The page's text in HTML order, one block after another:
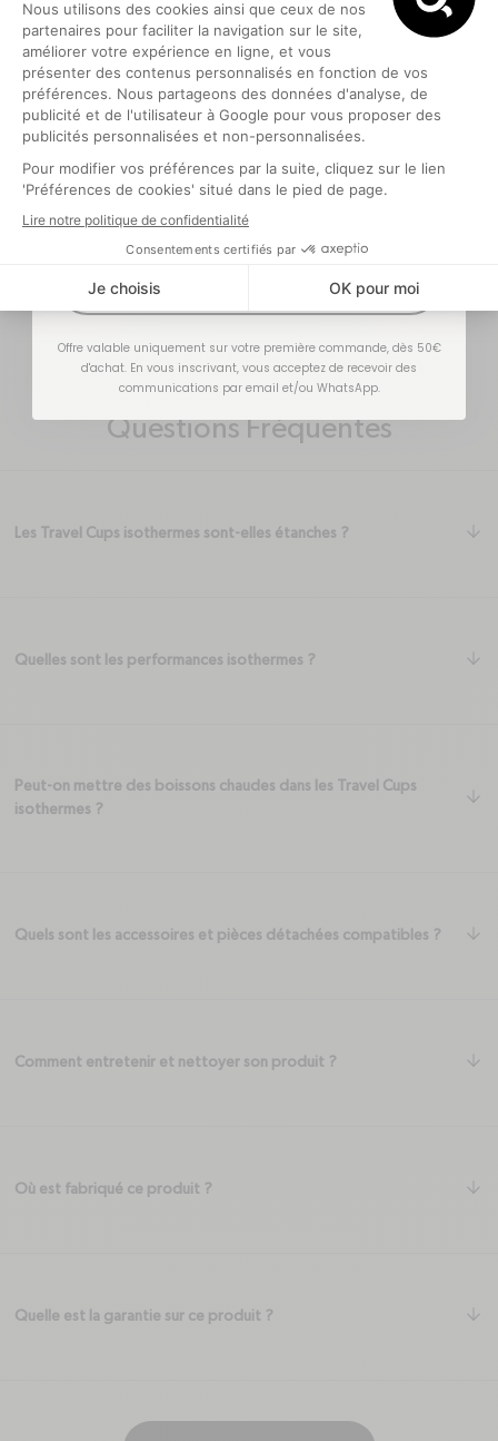
Ton style ta Qwetch
Et si vous rendiez votre Qwetch unique ? Avec nos stickers,
customisez et réinventez votre Qwetch pour qu’elle soit comme
CUSTOMISER SON PRODUIT
Questions Fréquentes
Les Travel Cups isothermes sont-elles étanches ?
Quelles sont les performances isothermes ?
Peut-on mettre des boissons chaudes dans les Travel Cups
isothermes ?
Quels sont les accessoires et pièces détachées compatibles ?
Comment entretenir et nettoyer son produit ?
Où est fabriqué ce produit ?
Quelle est la garantie sur ce produit ?
Optionnel
Offre valable uniquement sur votre première commande, dès 50€
d'achat. En vous inscrivant, vous acceptez de recevoir des
communications par email et/ou WhatsApp.